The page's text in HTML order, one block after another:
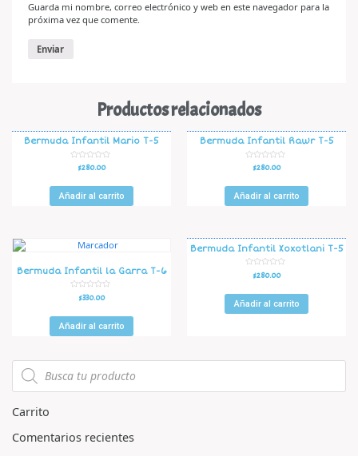
Guarda mi nombre, correo electrónico y web en este navegador para la
próxima vez que comente.
Productos relacionados
Bermuda Infantil Mario T-5
o
r
a
d
$280.00
Añadir al carrito
Bermuda Infantil Rawr T-5
o
r
a
d
0
d
e
5
$280.00
Añadir al carrito
Bermuda Infantil la Garra T-6
o
r
a
d
n
d
e
$330.00
Añadir al carrito
Bermuda Infantil Xoxotlani T-5
o
r
a
d
e
$280.00
Añadir al carrito
Carrito
Comentarios recientes